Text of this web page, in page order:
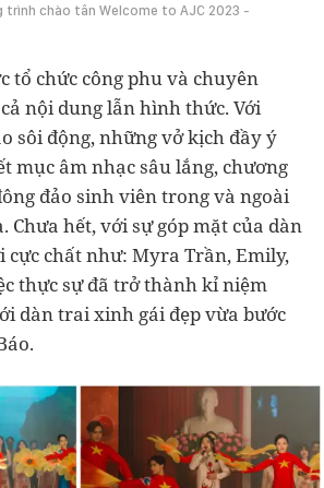
trình chào tân Welcome to AJC 2023 -
tổ chức công phu và chuyên
nội dung lẫn hình thức. Với
sôi động, những vở kịch đầy ý
mục âm nhạc sâu lắng, chương
đảo sinh viên trong và ngoài
Chưa hết, với sự góp mặt của dàn
cực chất như: Myra Trần, Emily,
thực sự đã trở thành kỉ niệm
dàn trai xinh gái đẹp vừa bước